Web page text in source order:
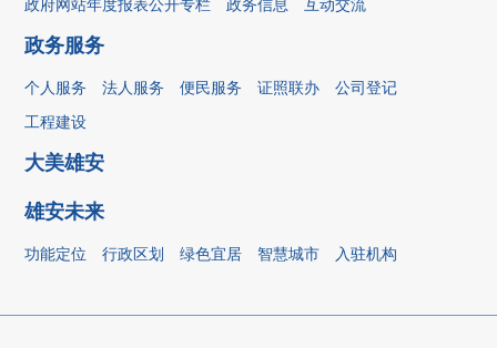
政府网站年度报表公开专栏
政务信息 互动交流
政务服务
个人服务 法人服务 便民服务 证照联办
公司登记
工程建设
大美雄安
雄安未来
功能定位 行政区划 绿色宜居 智慧城市 入驻机构